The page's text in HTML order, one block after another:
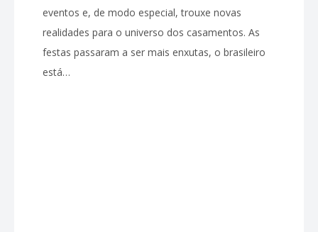
eventos e, de modo especial, trouxe novas
realidades para o universo dos casamentos. As
festas passaram a ser mais enxutas, o brasileiro
está…